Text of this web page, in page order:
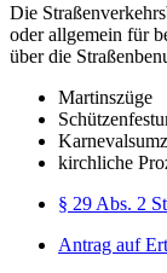
Die
oder allgemein für
über die
Martinszüge
kirchliche
§ 29 Abs. 2
Antrag auf